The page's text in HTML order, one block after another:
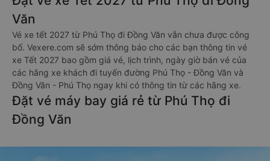
Văn
Vé xe tết 2027 từ Phú Thọ đi Đồng Văn vẫn chưa được công
bố. Vexere.com sẽ sớm thông báo cho các bạn thông tin vé
xe Tết 2027 bao gồm giá vé, lịch trình, ngày giờ bán vé của
các hãng xe khách đi tuyến đường Phú Thọ - Đồng Văn và
Đồng Văn - Phú Thọ ngay khi có thông tin từ các hãng xe.
Đặt vé máy bay giá rẻ từ Phú Thọ đi
Đồng Văn